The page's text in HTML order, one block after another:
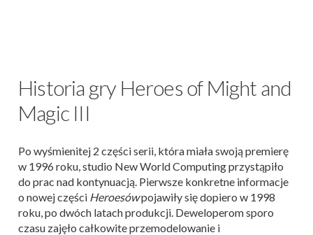
Historia gry Heroes of Might and
Magic III
Po wyśmienitej 2 części serii, która miała swoją premierę
w 1996 roku, studio New World Computing przystąpiło
do prac nad kontynuacją. Pierwsze konkretne informacje
o nowej części Heroesówpojawiły się dopiero w 1998
roku, po dwóch latach produkcji. Deweloperom sporo
czasu zajęło całkowite przemodelowanie i